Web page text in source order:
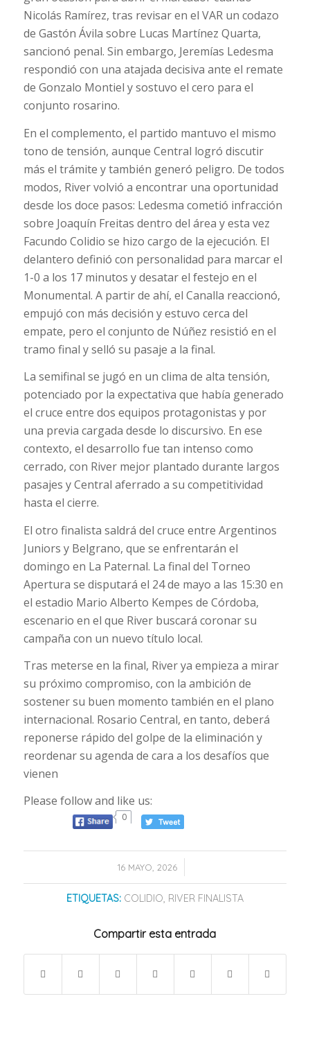
Nicolás Ramírez, tras revisar en el VAR un codazo
de Gastón Ávila sobre Lucas Martínez Quarta,
sancionó penal. Sin embargo, Jeremías Ledesma
respondió con una atajada decisiva ante el remate
de Gonzalo Montiel y sostuvo el cero para el
conjunto rosarino.
En el complemento, el partido mantuvo el mismo
tono de tensión, aunque Central logró discutir
más el trámite y también generó peligro. De todos
modos, River volvió a encontrar una oportunidad
desde los doce pasos: Ledesma cometió infracción
sobre Joaquín Freitas dentro del área y esta vez
Facundo Colidio se hizo cargo de la ejecución. El
delantero definió con personalidad para marcar el
1-0 a los 17 minutos y desatar el festejo en el
Monumental. A partir de ahí, el Canalla reaccionó,
empujó con más decisión y estuvo cerca del
empate, pero el conjunto de Núñez resistió en el
tramo final y selló su pasaje a la final.
La semifinal se jugó en un clima de alta tensión,
potenciado por la expectativa que había generado
el cruce entre dos equipos protagonistas y por
una previa cargada desde lo discursivo. En ese
contexto, el desarrollo fue tan intenso como
cerrado, con River mejor plantado durante largos
pasajes y Central aferrado a su competitividad
hasta el cierre.
El otro finalista saldrá del cruce entre Argentinos
Juniors y Belgrano, que se enfrentarán el
domingo en La Paternal. La final del Torneo
Apertura se disputará el 24 de mayo a las 15:30 en
el estadio Mario Alberto Kempes de Córdoba,
escenario en el que River buscará coronar su
campaña con un nuevo título local.
Tras meterse en la final, River ya empieza a mirar
su próximo compromiso, con la ambición de
sostener su buen momento también en el plano
internacional. Rosario Central, en tanto, deberá
reponerse rápido del golpe de la eliminación y
reordenar su agenda de cara a los desafíos que
vienen
Please follow and like us:
0
16 MAYO, 2026
/
ETIQUETAS: COLIDIO, RIVER FINALISTA
Compartir esta entrada